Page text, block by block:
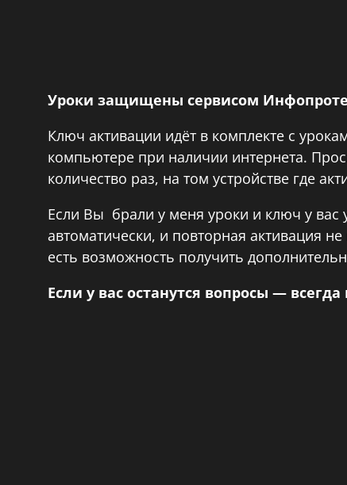
Уроки защищены сервисом
Ключ активации идёт в комплекте с
компьютере при наличии интернета.
количество раз, на том устройстве где
Если Вы брали у меня уроки и ключ у вас
автоматически, и повторная активация
есть возможность получить
Если у вас останутся вопросы —